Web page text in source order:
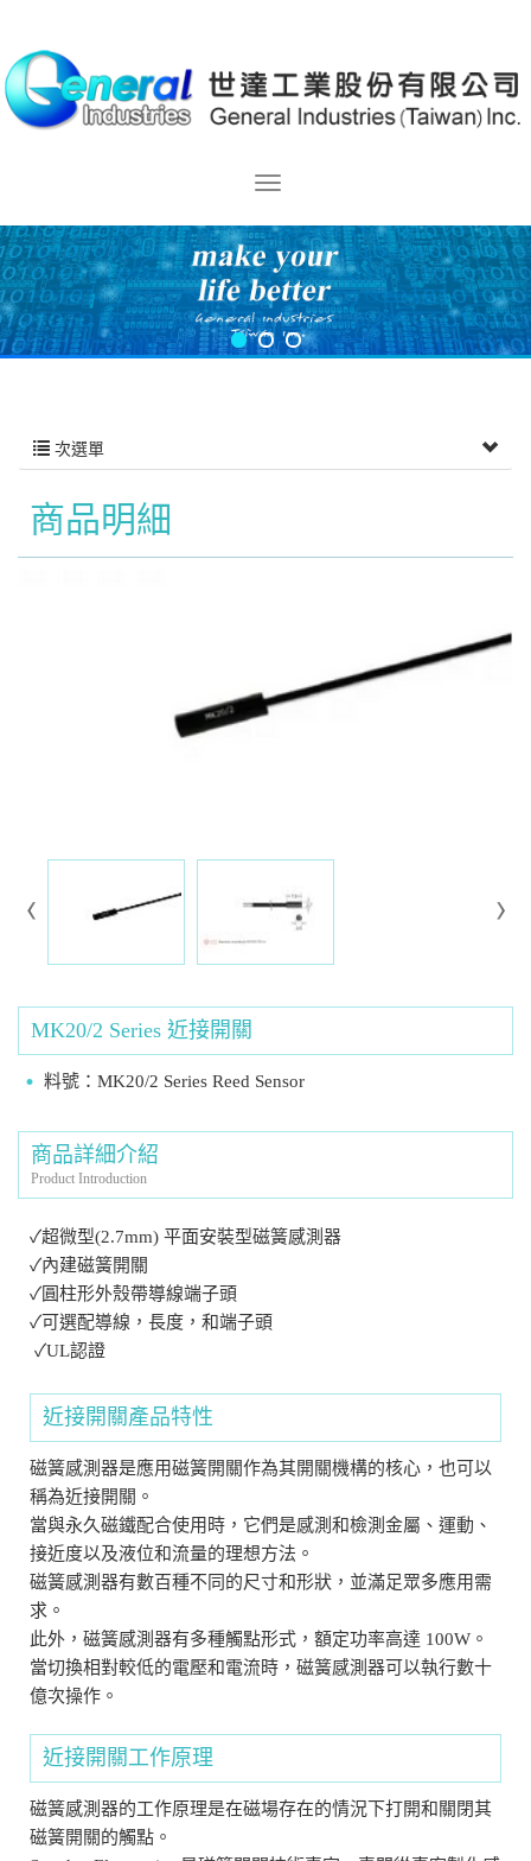
次選單
商品明細
MK20/2 Series 近接開關
料號：MK20/2 Series Reed Sensor
商品詳細介紹
Product Introduction
✓超微型(2.7mm) 平面安裝型磁簧感測器
✓內建磁簧開關
✓圓柱形外殼帶導線端子頭
✓可選配導線，長度，和端子頭
✓UL認證
近接開關產品特性
磁簧感測器是應用磁簧開關作為其開關機構的核心，也可以
稱為近接開關。
當與永久磁鐵配合使用時，它們是感測和檢測金屬、運動、
接近度以及液位和流量的理想方法。
磁簧感測器有數百種不同的尺寸和形狀，並滿足眾多應用需
求。
此外，磁簧感測器有多種觸點形式，額定功率高達 100W。
當切換相對較低的電壓和電流時，磁簧感測器可以執行數十
億次操作。
近接開關工作原理
磁簧感測器的工作原理是在磁場存在的情況下打開和關閉其
磁簧開關的觸點。